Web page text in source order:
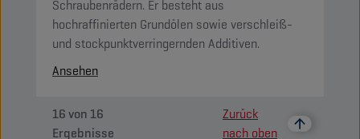
Schraubenrädern. Er besteht aus
hochraffinierten Grundölen sowie verschleiß-
und stockpunktverringernden Additiven.
Ansehen
16von 16
Ergebnisse
Zurück
nach oben